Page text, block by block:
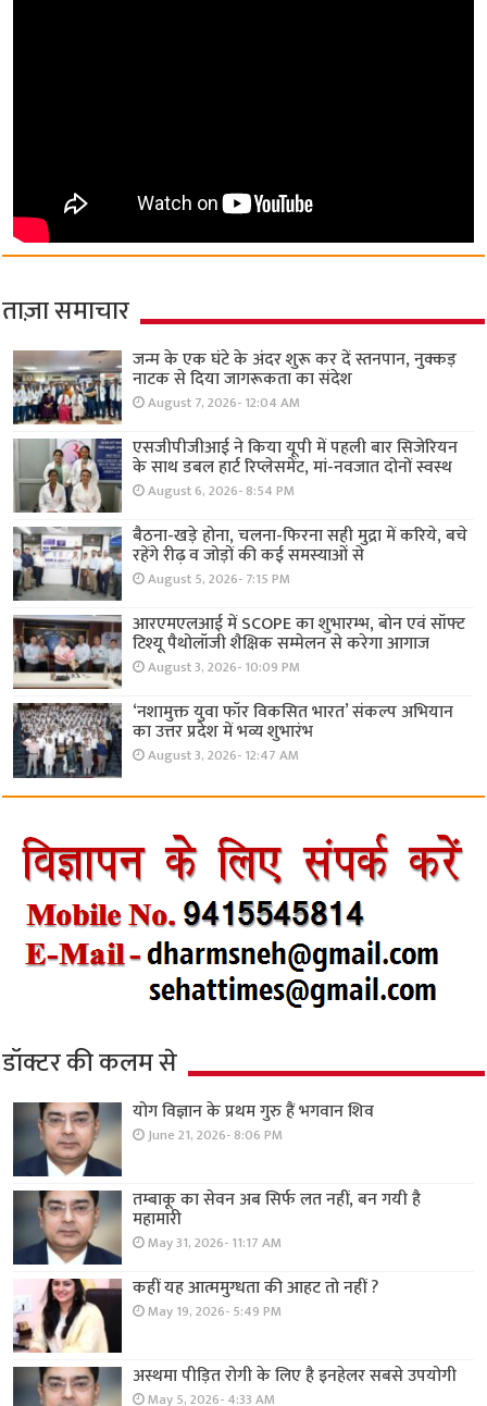
ताज़ा समाचार
जन्म के एक घंटे के अंदर शुरू कर दें स्तनपान, नुक्कड़
नाटक से दिया जागरूकता का संदेश
August 7, 2026- 12:04 AM
एसजीपीजीआई ने किया यूपी में पहली बार सिजेरियन
के साथ डबल हार्ट रिप्लेसमेंट, मां-नवजात दोनों स्वस्थ
August 6, 2026- 8:54 PM
बैठना-खड़े होना, चलना-फिरना सही मुद्रा में करिये, बचे
रहेंगे रीढ़ व जोड़ों की कई समस्याओं से
August 5, 2026- 7:15 PM
आरएमएलआई में SCOPE का शुभारम्भ, बोन एवं सॉफ्ट
टिश्यू पैथोलॉजी शैक्षिक सम्मेलन से करेगा आगाज
August 3, 2026- 10:09 PM
‘नशामुक्त युवा फॉर विकसित भारत’ संकल्प अभियान
का उत्तर प्रदेश में भव्य शुभारंभ
August 3, 2026- 12:47 AM
डॉक्टर की कलम से
योग विज्ञान के प्रथम गुरु हैं भगवान शिव
June 21, 2026- 8:06 PM
तम्बाकू का सेवन अब सिर्फ लत नहीं, बन गयी है
महामारी
May 31, 2026- 11:17 AM
कहीं यह आत्ममुग्धता की आहट तो नहीं ?
May 19, 2026- 5:49 PM
अस्थमा पीड़ित रोगी के लिए है इनहेलर सबसे उपयोगी
May 5, 2026- 4:33 AM